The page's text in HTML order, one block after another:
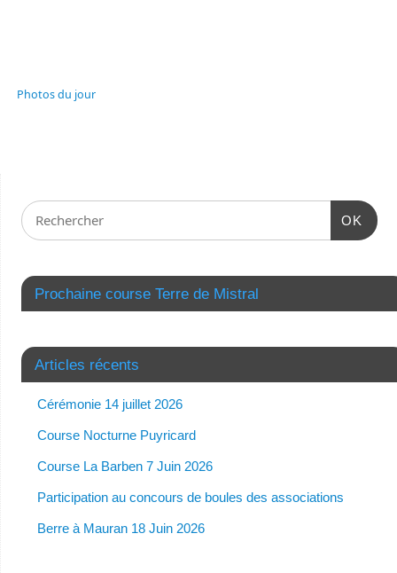
Photos du jour
OK
Prochaine course Terre de Mistral
Articles récents
Cérémonie 14 juillet 2026
Course Nocturne Puyricard
Course La Barben 7 Juin 2026
Participation au concours de boules des associations
Berre à Mauran 18 Juin 2026